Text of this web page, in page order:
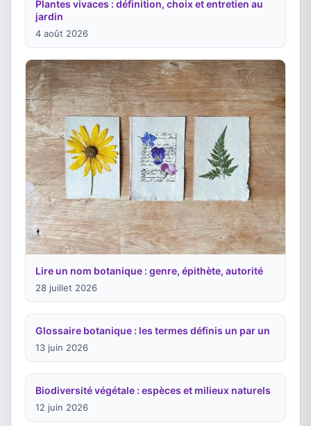
Plantes vivaces : définition, choix et entretien au
jardin
4 août 2026
Lire un nom botanique : genre, épithète, autorité
28 juillet 2026
Glossaire botanique : les termes définis un par un
13 juin 2026
Biodiversité végétale : espèces et milieux naturels
12 juin 2026